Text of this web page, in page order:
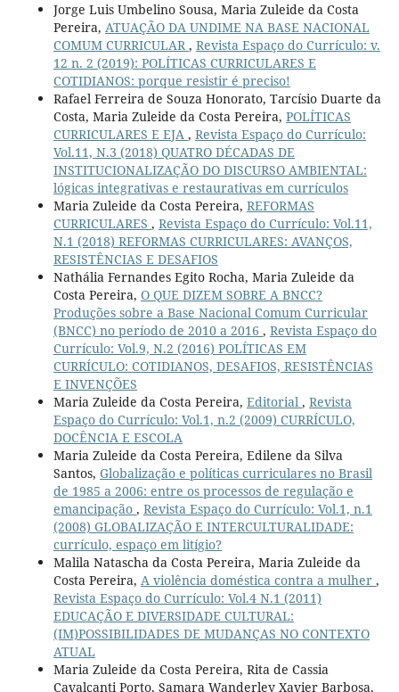
Jorge Luis Umbelino Sousa, Maria Zuleide da Costa
Pereira, ATUAÇÃO DA UNDIME NA BASE NACIONAL
COMUM CURRICULAR, Revista Espaço do Currículo: v.
12 n. 2 (2019): POLÍTICAS CURRICULARES E
COTIDIANOS: porque resistir é preciso!
Rafael Ferreira de Souza Honorato, Tarcísio Duarte da
Costa, Maria Zuleide da Costa Pereira, POLÍTICAS
CURRICULARES E EJA , Revista Espaço do Currículo:
Vol.11, N.3 (2018) QUATRO DÉCADAS DE
INSTITUCIONALIZAÇÃO DO DISCURSO AMBIENTAL:
lógicas integrativas e restaurativas em currículos
Maria Zuleide da Costa Pereira, REFORMAS
CURRICULARES , Revista Espaço do Currículo: Vol.11,
N.1 (2018) REFORMAS CURRICULARES: AVANÇOS,
RESISTÊNCIAS E DESAFIOS
Nathália Fernandes Egito Rocha, Maria Zuleide da
Costa Pereira, O QUE DIZEM SOBRE A BNCC?
Produções sobre a Base Nacional Comum Curricular
(BNCC) no período de 2010 a 2016 , Revista Espaço do
Currículo: Vol.9, N.2 (2016) POLÍTICAS EM
CURRÍCULO: COTIDIANOS, DESAFIOS, RESISTÊNCIAS
E INVENÇÕES
Maria Zuleide da Costa Pereira, Editorial , Revista
Espaço do Currículo: Vol.1, n.2 (2009) CURRÍCULO,
DOCÊNCIA E ESCOLA
Maria Zuleide da Costa Pereira, Edilene da Silva
Santos, Globalização e políticas curriculares no Brasil
de 1985 a 2006: entre os processos de regulação e
emancipação , Revista Espaço do Currículo: Vol.1, n.1
(2008) GLOBALIZAÇÃO E INTERCULTURALIDADE:
currículo, espaço em litígio?
Malila Natascha da Costa Pereira, Maria Zuleide da
Costa Pereira, A violência doméstica contra a mulher ,
Revista Espaço do Currículo: Vol.4 N.1 (2011)
EDUCAÇÃO E DIVERSIDADE CULTURAL:
(IM)POSSIBILIDADES DE MUDANÇAS NO CONTEXTO
ATUAL
Maria Zuleide da Costa Pereira, Rita de Cassia
Cavalcanti Porto, Samara Wanderley Xavier Barbosa,